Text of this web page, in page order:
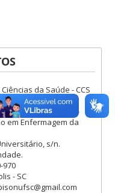
da Saúde - CCS
de
Programa de Pós-
em Enfermagem da
s/n.
970
- SC